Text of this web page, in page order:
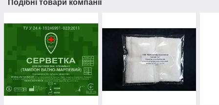
Подібні товари компанії